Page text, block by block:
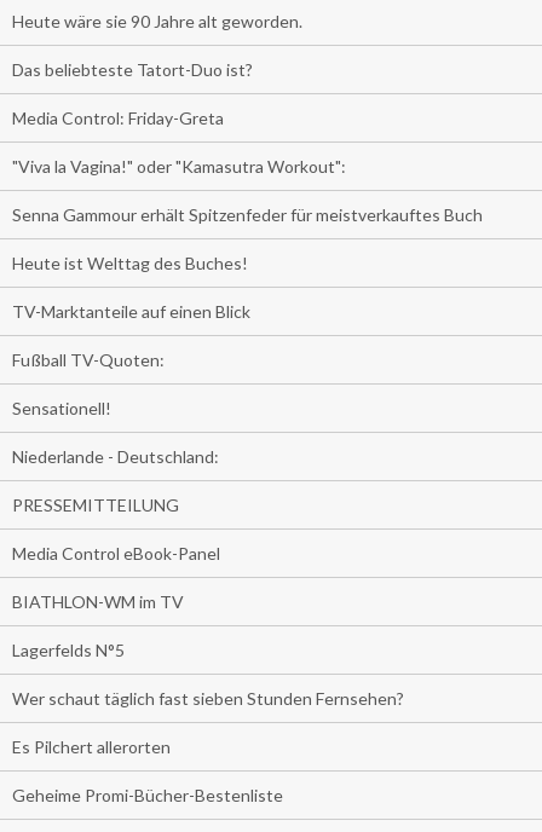
Heute wäre sie 90 Jahre alt geworden.
Das beliebteste Tatort-Duo ist?
Media Control: Friday-Greta
"Viva la Vagina!" oder "Kamasutra Workout":
Senna Gammour erhält Spitzenfeder für meistverkauftes Buch
Heute ist Welttag des Buches!
TV-Marktanteile auf einen Blick
Fußball TV-Quoten:
Sensationell!
Niederlande - Deutschland:
PRESSEMITTEILUNG
Media Control eBook-Panel
BIATHLON-WM im TV
Lagerfelds N°5
Wer schaut täglich fast sieben Stunden Fernsehen?
Es Pilchert allerorten
Geheime Promi-Bücher-Bestenliste